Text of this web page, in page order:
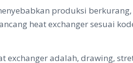
produksi
heat exchanger sesuai
adalah, drawing,